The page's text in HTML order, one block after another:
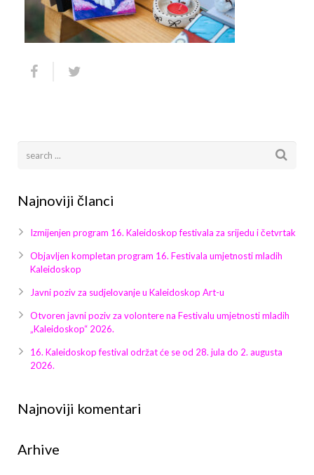
Video 2011
Video 2015
Video 2018
Galerija 2010
Galerija 2014
Galerija 2017
Galerija 2018
Galerija 2019
Galerija 2022
Galerija 2024
Galerija 2025
Najnoviji članci
Izmijenjen program 16. Kaleidoskop festivala za srijedu i četvrtak
Objavljen kompletan program 16. Festivala umjetnosti mladih
Kaleidoskop
Javni poziv za sudjelovanje u Kaleidoskop Art-u
Otvoren javni poziv za volontere na Festivalu umjetnosti mladih
„Kaleidoskop“ 2026.
16. Kaleidoskop festival održat će se od 28. jula do 2. augusta
2026.
Najnoviji komentari
Arhive